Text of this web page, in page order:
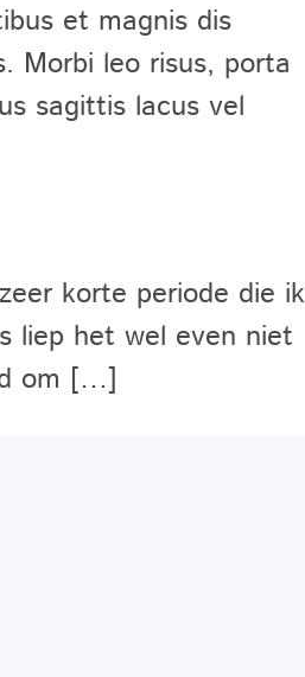
et magnis dis
Morbi leo risus, porta
sagittis lacus vel
korte periode die ik
liep het wel even niet
om […]